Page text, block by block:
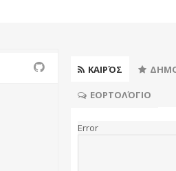
ΚΑΙΡΌΣ
ΕΟΡΤΟΛΌΓΙΟ